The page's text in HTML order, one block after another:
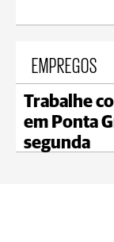
EMPREGOS
Trabalhe
em Ponta
segunda